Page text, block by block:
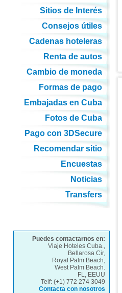
Sitios de Interés
Consejos útiles
Cadenas hoteleras
Renta de autos
Cambio de moneda
Formas de pago
Embajadas en Cuba
Fotos de Cuba
Pago con 3DSecure
Recomendar sitio
Encuestas
Noticias
Transfers
Puedes contactarnos en:
Viaje Hoteles Cuba.,
Bellarosa Cir,
Royal Palm Beach,
West Palm Beach.
FL, EEUU
Telf: (+1) 772 274 3049
Contacta con nosotros